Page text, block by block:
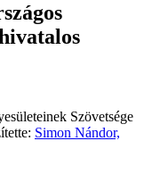
Szövetsége
Simon Nándor,